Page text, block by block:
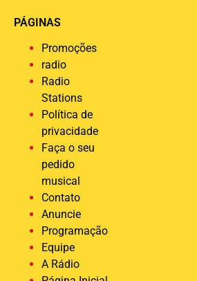
PÁGINAS
Promoções
radio
Radio
Stations
Política de
privacidade
Faça o seu
pedido
musical
Contato
Anuncie
Programação
Equipe
A Rádio